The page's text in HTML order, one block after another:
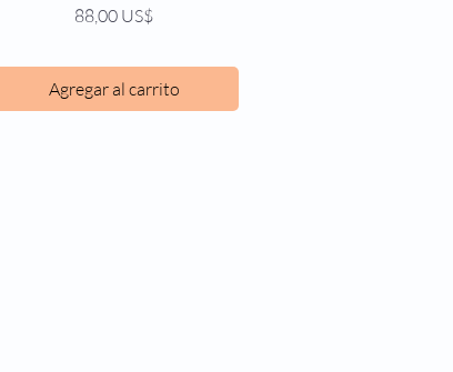
Precio
88,00 US$
Agregar al carrito